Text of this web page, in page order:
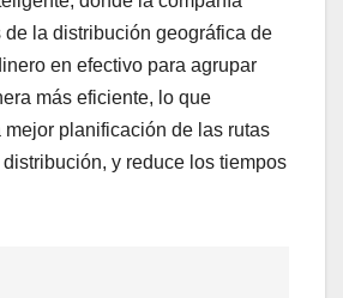
la distribución geográfica de
en efectivo para agrupar
más eficiente, lo que
mejor planificación de las rutas
y reduce los tiempos